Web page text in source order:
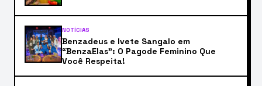
NOTÍCIAS
Benzadeus e Ivete Sangalo em
“BenzaElas”: O Pagode Feminino Que
Você Respeita!